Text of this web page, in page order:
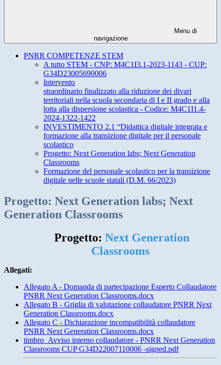
Menu di
navigazione
PNRR COMPETENZE STEM
A tutto STEM - CNP: M4C1I3.1-2023-1143 - CUP:
G34D23005690006
Intervento
straordinario finalizzato alla riduzione dei divari
territoriali nella scuola secondaria di I e II grado e alla
lotta alla dispersione scolastica - Codice: M4C1I1.4-
2024-1322-1422
INVESTIMENTO 2.1 “Didattica digitale integrata e
formazione alla transizione digitale per il personale
scolastico
Progetto: Next Generation labs; Next Generation
Classrooms
Formazione del personale scolastico per la transizione
digitale nelle scuole statali (D.M. 66/2023)
Progetto: Next Generation labs; Next
Generation Classrooms
Progetto: Next Generation
Classrooms
Allegati:
Allegato A - Domanda di partecipazione Esperto Collaudatore
PNRR Next Generation Classrooms.docx
Allegato B - Griglia di valutazione collaudatore PNRR Next
Generation Classrooms.docx
Allegato C - Dichiarazione incompatibilità collaudatore
PNRR Next Generation Classrooms.docx
timbro_Avviso interno collaudatore - PNRR Next Generation
Classrooms CUP G34D22007110006 -signed.pdf